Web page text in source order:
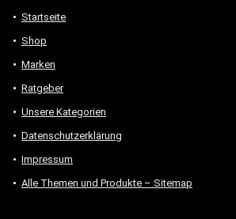
Startseite
Shop
Marken
Ratgeber
Unsere Kategorien
Datenschutzerklärung
Impressum
Alle Themen und Produkte – Sitemap